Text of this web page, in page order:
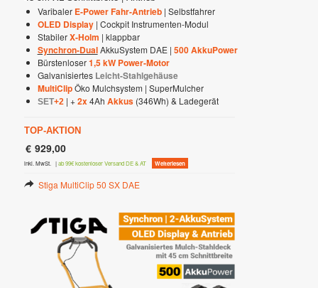
Varibaler E-Power Fahr-Antrieb| Selbstfahrer
OLED Display| Cockpit Instrumenten-Modul
StabilerX-Holm | klappbar
Synchron-DualAkkuSystem DAE | 500 AkkuPower
Bürstenloser1,5 kW Power-Motor
Galvanisiertes Leicht-Stahlgehäuse
MultiClipÖko Mulchsystem | SuperMulcher
SET+2 | +2x4Ah Akkus(346Wh) & Ladegerät
TOP-AKTION
€ 929,00
inkl. MwSt. |ab 99€ kostenloser Versand DE & AT Weiterlesen
Stiga MultiClip 50 SX DAE